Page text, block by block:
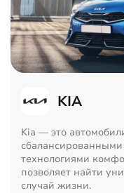
KIA
Kia — это
технологиями
позволяет найти
случай жизни.